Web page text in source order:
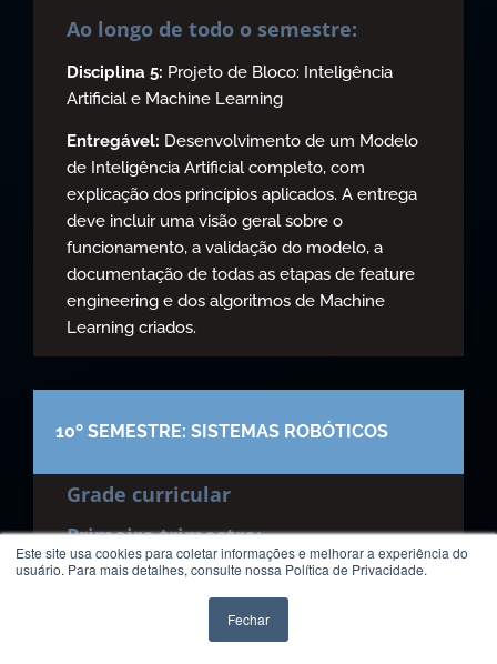
Este site usa cookies para coletar informações e melhorar a experiência do
usuário. Para mais detalhes, consulte nossa Política de Privacidade.
Fechar
Ao longo de todo o semestre:
Disciplina 5: Projeto de Bloco: Inteligência
Artificial e Machine Learning
Entregável: Desenvolvimento de um Modelo
de Inteligência Artificial completo, com
explicação dos princípios aplicados. A entrega
deve incluir uma visão geral sobre o
funcionamento, a validação do modelo, a
documentação de todas as etapas de feature
engineering e dos algoritmos de Machine
Learning criados.
10º SEMESTRE: SISTEMAS ROBÓTICOS
Grade curricular
Primeiro trimestre:
Disciplina 1:Fundamentos de Sistemas
Robóticos com ROS